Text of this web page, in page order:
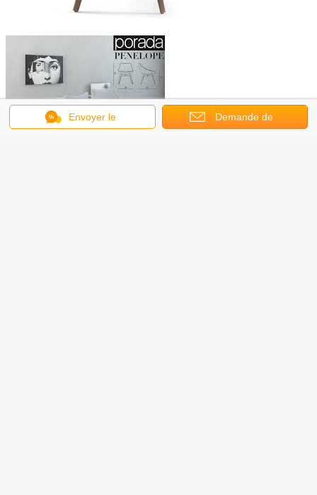
Envoyer le Demande de